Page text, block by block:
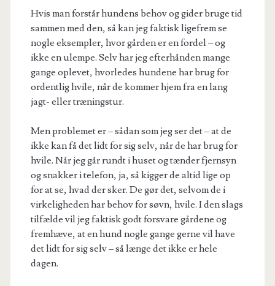
Hvis man forstår hundens behov og gider bruge tid
sammen med den, så kan jeg faktisk ligefrem se
nogle eksempler, hvor gården er en fordel – og
ikke en ulempe. Selv har jeg efterhånden mange
gange oplevet, hvorledes hundene har brug for
ordentlig hvile, når de kommer hjem fra en lang
jagt- eller træningstur.
Men problemet er – sådan som jeg ser det – at de
ikke kan få det lidt for sig selv, når de har brug for
hvile. Når jeg går rundt i huset og tænder fjernsyn
og snakker i telefon, ja, så kigger de altid lige op
for at se, hvad der sker. De gør det, selvom de i
virkeligheden har behov for søvn, hvile. I den slags
tilfælde vil jeg faktisk godt forsvare gårdene og
fremhæve, at en hund nogle gange gerne vil have
det lidt for sig selv – så længe det ikke er hele
dagen.